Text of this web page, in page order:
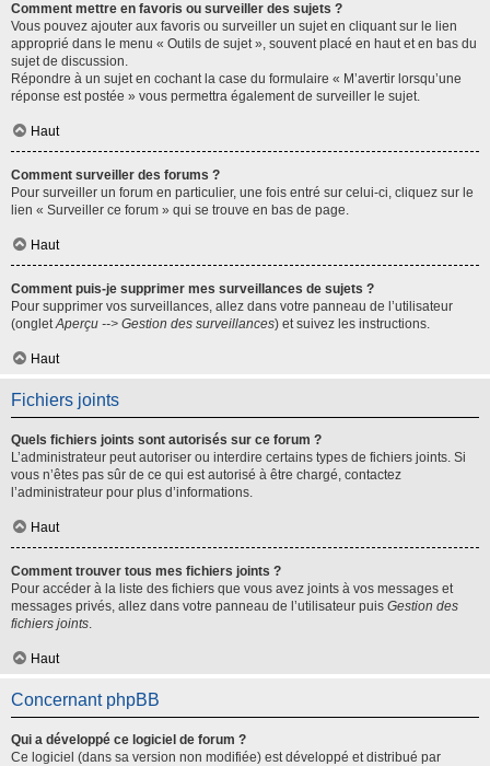
Comment mettre en favoris ou surveiller des sujets ?
Vous pouvez ajouter aux favoris ou surveiller un sujet en cliquant sur le lien
approprié dans le menu « Outils de sujet », souvent placé en haut et en bas du
sujet de discussion.
Répondre à un sujet en cochant la case du formulaire « M’avertir lorsqu’une
réponse est postée » vous permettra également de surveiller le sujet.
Haut
Comment surveiller des forums ?
Pour surveiller un forum en particulier, une fois entré sur celui-ci, cliquez sur le
lien « Surveiller ce forum » qui se trouve en bas de page.
Haut
Comment puis-je supprimer mes surveillances de sujets ?
Pour supprimer vos surveillances, allez dans votre panneau de l’utilisateur
(ongletAperçu --> Gestion des surveillances) et suivez les instructions.
Haut
Fichiers joints
Quels fichiers joints sont autorisés sur ce forum ?
L’administrateur peut autoriser ou interdire certains types de fichiers joints. Si
vous n’êtes pas sûr de ce qui est autorisé à être chargé, contactez
l’administrateur pour plus d’informations.
Haut
Comment trouver tous mes fichiers joints ?
Pour accéder à la liste des fichiers que vous avez joints à vos messages et
messages privés, allez dans votre panneau de l’utilisateur puis Gestion des
fichiers joints.
Haut
Concernant phpBB
Qui a développé ce logiciel de forum ?
Ce logiciel (dans sa version non modifiée) est développé et distribué par